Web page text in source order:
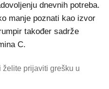
dnevnih potreba.
manje poznati kao izvor
također sadrže
C.
prijaviti grešku u